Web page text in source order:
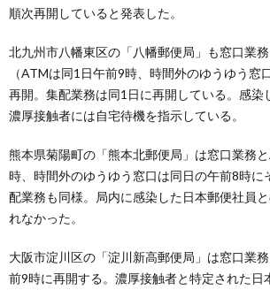
順次再開していると発表した。
北九州市八幡東区の「八幡郵便局」も窓口業
（ATMは同1日午前9時、時間外のゆうゆう窓
再開。集配業務は同1日に再開している。感染
濃厚接触者には自宅待機を指示している。
熊本県菊陽町の「熊本北郵便局」は窓口業務
時、時間外のゆうゆう窓口は同日の午前8時に
配業務も同様。局内に感染した日本郵便社員
れなかった。
大阪市淀川区の「淀川新高郵便局」は窓口業
前9時に再開する。濃厚接触者と特定された日